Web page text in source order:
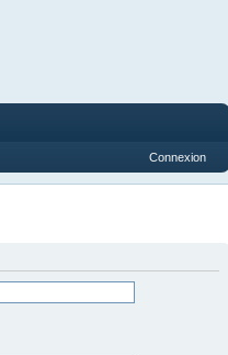
Connexion